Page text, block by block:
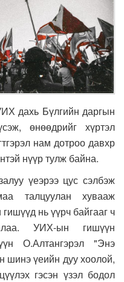
дахь Бүлгийн даргын
өнөөдрийг хүртэл
нам дотроо давхр
нүүр тулж байна.
үеэрээ цус сэлбэж
талцуулан хувааж
нь үүрч байгааг ч
УИХ-ын гишүүн
О.Алтангэрэл "Энэ
шинэ үеийн дуу хоолой,
гэсэн үзэл бодол